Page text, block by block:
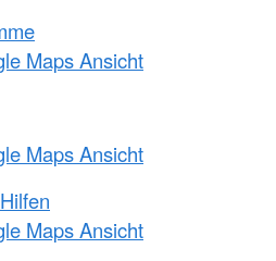
Maps Ansicht
Maps Ansicht
Maps Ansicht